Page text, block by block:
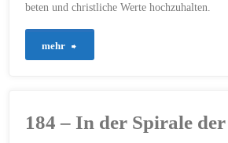
beten und christliche Werte hochzuhalten.
mehr
184 – In der Spirale